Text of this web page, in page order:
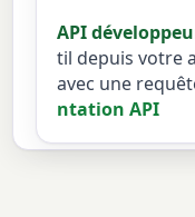
API
til depuis votre
avec une
ntation API